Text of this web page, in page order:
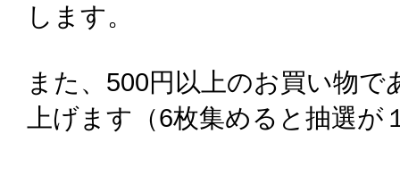
します。
また、500円以上のお買い物
上げます（6枚集めると抽選が